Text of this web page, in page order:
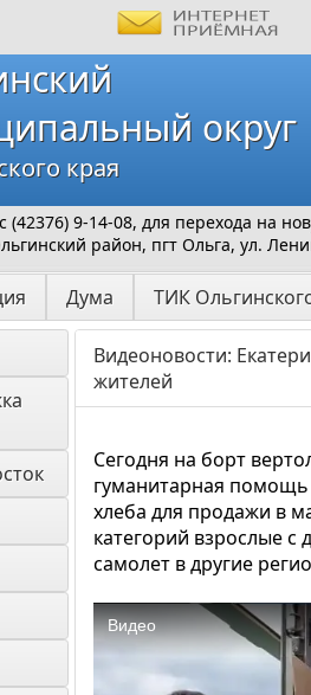
округ
края
(42376) 9-14-08, для перехода на
район, пгт Ольга, ул.
Дума ТИК
Видеоновости:
жителей
Сегодня на борт
гуманитарная помощь
хлеба для продажи в
категорий взрослые с
самолет в другие